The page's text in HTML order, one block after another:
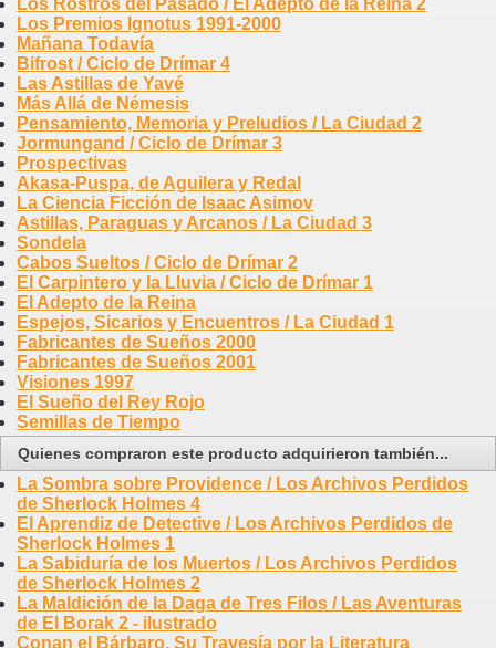
Los Premios Ignotus 1991-2000
Mañana Todavía
Bifrost / Ciclo de Drímar 4
Las Astillas de Yavé
Más Allá de Némesis
Pensamiento, Memoria y Preludios / La Ciudad 2
Jormungand / Ciclo de Drímar 3
Prospectivas
Akasa-Puspa, de Aguilera y Redal
La Ciencia Ficción de Isaac Asimov
Astillas, Paraguas y Arcanos / La Ciudad 3
Sondela
Cabos Sueltos / Ciclo de Drímar 2
El Carpintero y la Lluvia / Ciclo de Drímar 1
El Adepto de la Reina
Espejos, Sicarios y Encuentros / La Ciudad 1
Fabricantes de Sueños 2000
Fabricantes de Sueños 2001
Visiones 1997
El Sueño del Rey Rojo
Semillas de Tiempo
Quienes compraron este producto adquirieron también...
La Sombra sobre Providence / Los Archivos Perdidos
de Sherlock Holmes 4
El Aprendiz de Detective / Los Archivos Perdidos de
Sherlock Holmes 1
La Sabiduría de los Muertos / Los Archivos Perdidos
de Sherlock Holmes 2
La Maldición de la Daga de Tres Filos / Las Aventuras
de El Borak 2 - ilustrado
Conan el Bárbaro. Su Travesía por la Literatura